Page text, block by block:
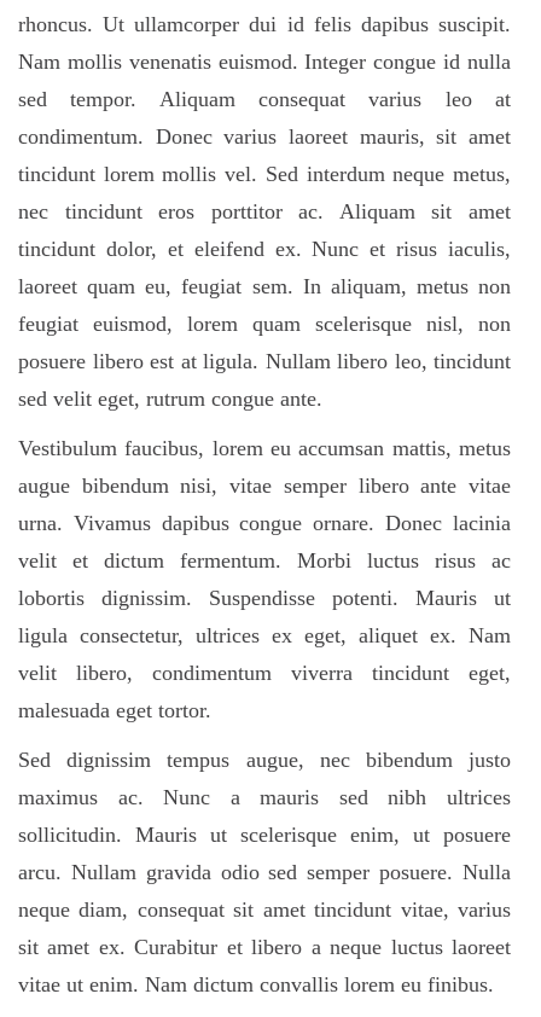
rhoncus. Ut ullamcorper dui id felis dapibus suscipit.
Nam mollis venenatis euismod. Integer congue id nulla
sed tempor. Aliquam consequat varius leo at
condimentum. Donec varius laoreet mauris, sit amet
tincidunt lorem mollis vel. Sed interdum neque metus,
nec tincidunt eros porttitor ac. Aliquam sit amet
tincidunt dolor, et eleifend ex. Nunc et risus iaculis,
laoreet quam eu, feugiat sem. In aliquam, metus non
feugiat euismod, lorem quam scelerisque nisl, non
posuere libero est at ligula. Nullam libero leo, tincidunt
sed velit eget, rutrum congue ante.
Vestibulum faucibus, lorem eu accumsan mattis, metus
augue bibendum nisi, vitae semper libero ante vitae
urna. Vivamus dapibus congue ornare. Donec lacinia
velit et dictum fermentum. Morbi luctus risus ac
lobortis dignissim. Suspendisse potenti. Mauris ut
ligula consectetur, ultrices ex eget, aliquet ex. Nam
velit libero, condimentum viverra tincidunt eget,
malesuada eget tortor.
Sed dignissim tempus augue, nec bibendum justo
maximus ac. Nunc a mauris sed nibh ultrices
sollicitudin. Mauris ut scelerisque enim, ut posuere
arcu. Nullam gravida odio sed semper posuere. Nulla
neque diam, consequat sit amet tincidunt vitae, varius
sit amet ex. Curabitur et libero a neque luctus laoreet
vitae ut enim. Nam dictum convallis lorem eu finibus.